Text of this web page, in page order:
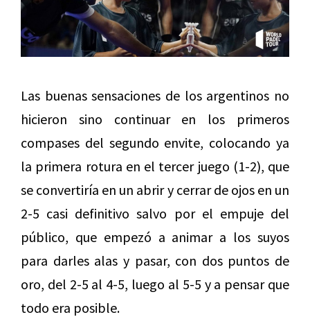
Las buenas sensaciones de los argentinos no
hicieron sino continuar en los primeros
compases del segundo envite, colocando ya
la primera rotura en el tercer juego (1-2), que
se convertiría en un abrir y cerrar de ojos en un
2-5 casi definitivo salvo por el empuje del
público, que empezó a animar a los suyos
para darles alas y pasar, con dos puntos de
oro, del 2-5 al 4-5, luego al 5-5 y a pensar que
todo era posible.